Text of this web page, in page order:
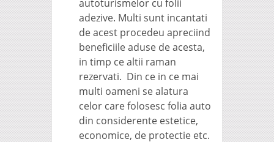
autoturismelor cu folii
adezive. Multi sunt incantati
de acest procedeu apreciind
beneficiile aduse de acesta,
in timp ce altii raman
rezervati. Din ce in ce mai
multi oameni se alatura
celor care folosesc folia auto
din considerente estetice,
economice, de protectie etc.